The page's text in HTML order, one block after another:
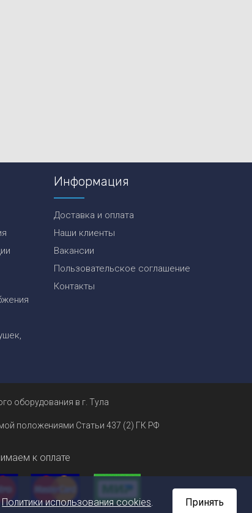
Информация
Доставка и оплата
Наши клиенты
Вакансии
Пользовательское соглашение
Контакты
оборудования в г. Тула
положениями Статьи 437 (2) ГК РФ
к оплате
Политики использования cookies. Принять